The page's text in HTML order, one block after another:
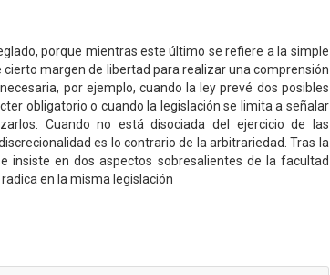
porque mientras este último se refiere a la simple
cierto margen de libertad para realizar una comprensión
por ejemplo, cuando la ley prevé dos posibles
obligatorio o cuando la legislación se limita a señalar
Cuando no está disociada del ejercicio de las
es lo contrario de la arbitrariedad. Tras la
insiste en dos aspectos sobresalientes de la facultad
en la misma legislación